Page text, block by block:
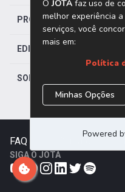
PRO SAÚDE
EDITORIAS
SOBRE O JOTA
FAQ
SIGA O JOTA